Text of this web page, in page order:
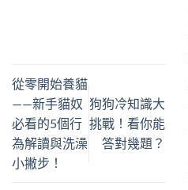
從零開始養貓
——新手貓奴
必看的5個行
為解讀與洗澡
小撇步！
狗狗冷知識大
挑戰！看你能
答對幾題？